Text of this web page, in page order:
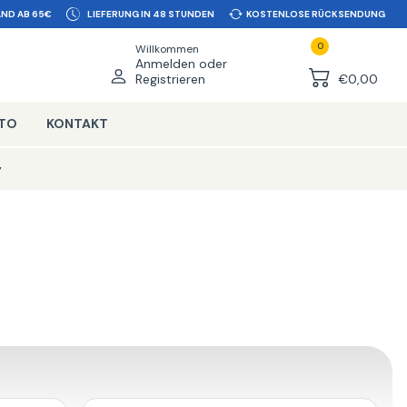
AB 65€ LIEFERUNG IN 48 STUNDEN KOSTENLOSE RÜCKSENDUNG
Willkommen
Anmelden oder
Registrieren
0
€0,00
KONTAKT